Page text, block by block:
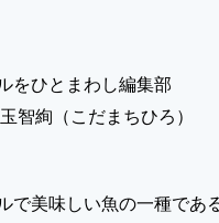
をひとまわし編集部
智絢（こだまちひろ）
で美味しい魚の一種であ